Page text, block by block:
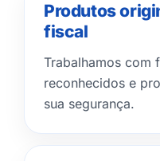
Produtos
fiscal
Trabalhamos com
reconhecidos e
sua segurança.